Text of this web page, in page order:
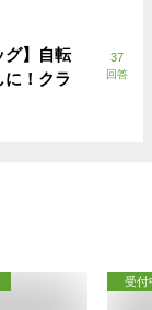
グ】自転
に！クラ
37
回答
受付